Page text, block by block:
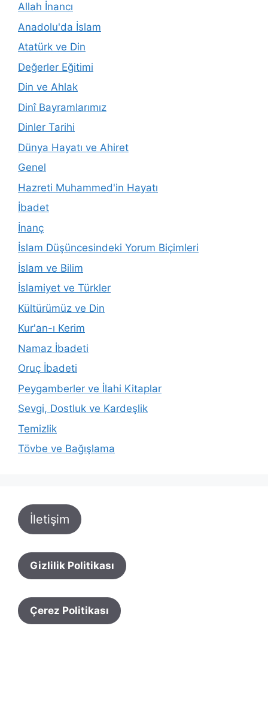
Allah İnancı
Anadolu'da İslam
Atatürk ve Din
Değerler Eğitimi
Din ve Ahlak
Dinî Bayramlarımız
Dinler Tarihi
Dünya Hayatı ve Ahiret
Genel
Hazreti Muhammed'in Hayatı
İbadet
İnanç
İslam Düşüncesindeki Yorum Biçimleri
İslam ve Bilim
İslamiyet ve Türkler
Kültürümüz ve Din
Kur'an-ı Kerim
Namaz İbadeti
Oruç İbadeti
Peygamberler ve İlahi Kitaplar
Sevgi, Dostluk ve Kardeşlik
Temizlik
Tövbe ve Bağışlama
İletişim
Gizlilik Politikası
Çerez Politikası